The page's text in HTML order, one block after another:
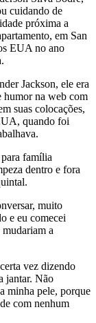
cuidando de
próxima a
em San
EUA no ano
Jackson, ele era
humor na web com
suas colocações,
quando foi
família
dentro e fora
muito
e eu comecei
mudariam a
vez dizendo
jantar. Não
minha pele, porque
com nenhum